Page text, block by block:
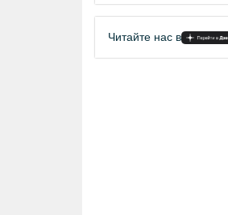
Читайте нас в